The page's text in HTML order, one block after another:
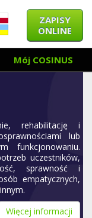
ZAPISY
ONLINE
Mój COSINUS
rehabilitację i
lub
funkcjonowaniu.
uczestników,
sprawność i
empatycznych,
Więcej informacji